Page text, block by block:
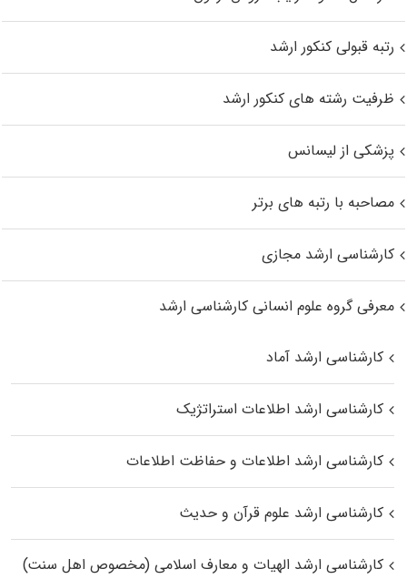
رتبه قبولی کنکور ارشد
ظرفیت رشته های کنکور ارشد
پزشکی از لیسانس
مصاحبه با رتبه های برتر
کارشناسی ارشد مجازی
معرفی گروه علوم انسانی کارشناسی ارشد
کارشناسی ارشد آماد
کارشناسی ارشد اطلاعات استراتژیک
کارشناسی ارشد اطلاعات و حفاظت اطلاعات
کارشناسی ارشد علوم قرآن و حدیث
کارشناسی ارشد الهیات و معارف اسلامی (مخصوص اهل سنت)